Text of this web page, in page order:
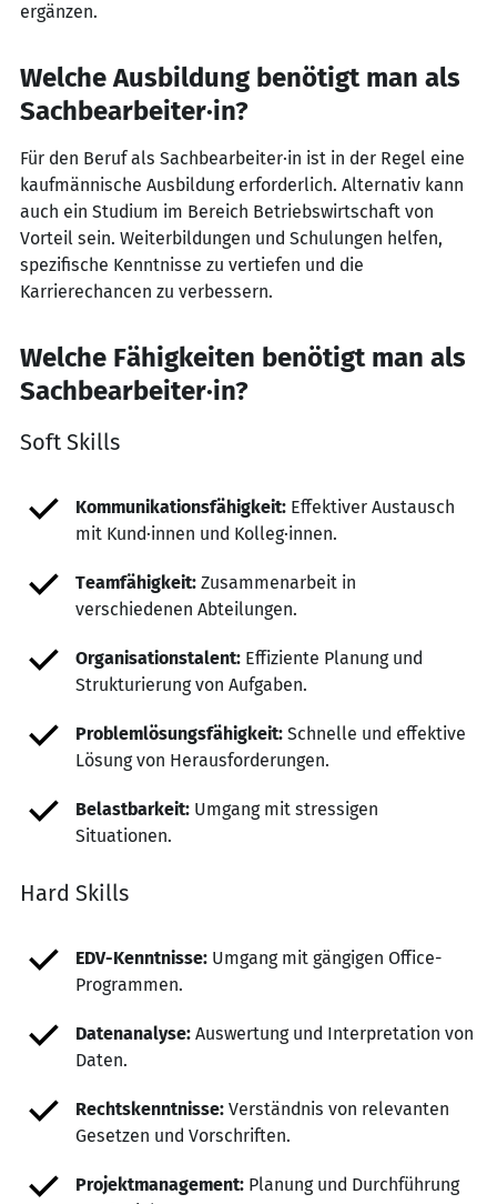
ergänzen.
Welche Ausbildung benötigt man als
Sachbearbeiter·in?
Für den Beruf als Sachbearbeiter·in ist in der Regel eine
kaufmännische Ausbildung erforderlich. Alternativ kann
auch ein Studium im Bereich Betriebswirtschaft von
Vorteil sein. Weiterbildungen und Schulungen helfen,
spezifische Kenntnisse zu vertiefen und die
Karrierechancen zu verbessern.
Welche Fähigkeiten benötigt man als
Sachbearbeiter·in?
Soft Skills
Kommunikationsfähigkeit: Effektiver Austausch
mit Kund·innen und Kolleg·innen.
Teamfähigkeit: Zusammenarbeit in
verschiedenen Abteilungen.
Organisationstalent: Effiziente Planung und
Strukturierung von Aufgaben.
Problemlösungsfähigkeit: Schnelle und effektive
Lösung von Herausforderungen.
Belastbarkeit: Umgang mit stressigen
Situationen.
Hard Skills
EDV-Kenntnisse: Umgang mit gängigen Office-
Programmen.
Datenanalyse: Auswertung und Interpretation von
Daten.
Rechtskenntnisse: Verständnis von relevanten
Gesetzen und Vorschriften.
Projektmanagement: Planung und Durchführung